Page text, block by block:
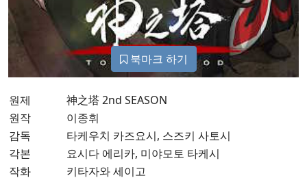
북마크 하기
원제
神之塔 2nd SEASON
원작
이종휘
감독
타케우치 카즈요시, 스즈키 사토시
각본
요시다 에리카, 미야모토 타케시
작화
키타자와 세이고